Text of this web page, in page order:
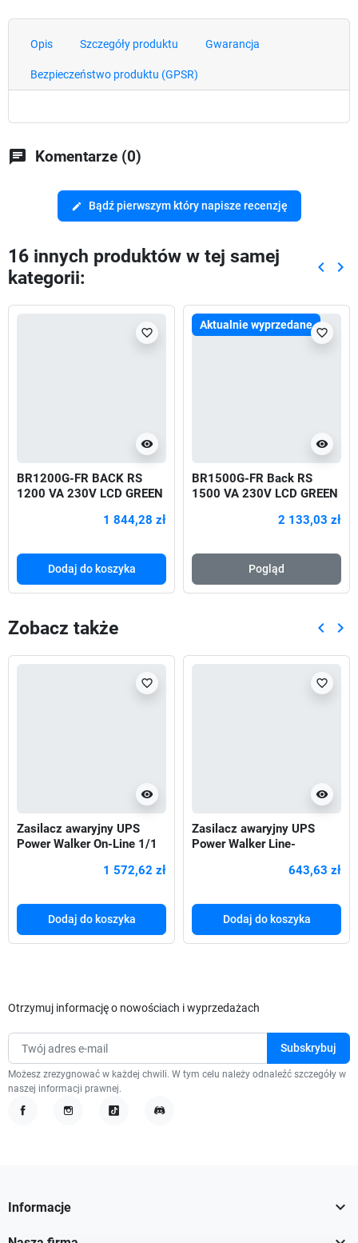
Opis Szczegóły produktu Gwarancja
Bezpieczeństwo produktu (GPSR)
chat Komentarze (0)
edit Bądź pierwszym który napisze recenzję
16 innych produktów w tej samej
kategorii:
keyboard_arrow_left keyboard_arrow_right
visibility
favorite_border
BR1200G-FR BACK RS
1200 VA 230V LCD GREEN
1 844,28 zł
Dodaj do koszyka
Aktualnie wyprzedane
visibility
favorite_border
BR1500G-FR Back RS
1500 VA 230V LCD GREEN
2 133,03 zł
Pogląd
Zobacz także keyboard_arrow_left keyboard_arrow_right
visibility
favorite_border
Zasilacz awaryjny UPS
Power Walker On-Line 1/1
1 572,62 zł
Dodaj do koszyka
visibility
favorite_border
Zasilacz awaryjny UPS
Power Walker Line-
643,63 zł
Dodaj do koszyka
Otrzymuj informację o nowościach i wyprzedażach
Możesz zrezygnować w każdej chwili. W tym celu należy odnaleźć szczegóły w
naszej informacji prawnej.
Informacje 